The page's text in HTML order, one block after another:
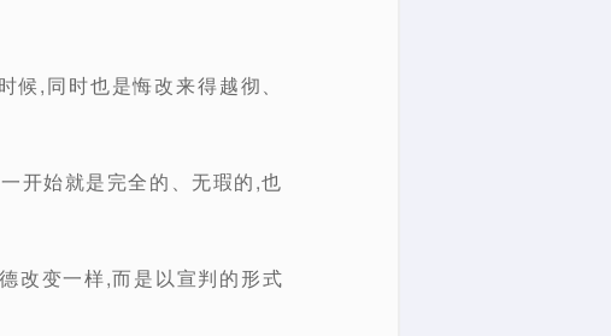
,同时也是悔改来得越彻、
开始就是完全的、无瑕的,也
改变一样,而是以宣判的形式